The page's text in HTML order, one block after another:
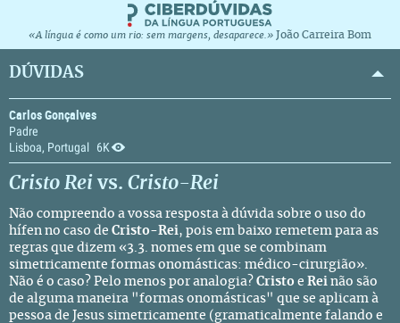
«A língua é como um rio: sem margens, desaparece.» João Carreira Bom
DÚVIDAS
Carlos Gonçalves
Padre
Lisboa, Portugal
6K
Cristo Rei vs. Cristo-Rei
Não compreendo a vossa resposta à dúvida sobre o uso do
hífen no caso de Cristo-Rei, pois em baixo remetem para as
regras que dizem «3.3. nomes em que se combinam
simetricamente formas onomásticas: médico-cirurgião».
Não é o caso? Pelo menos por analogia? Cristo e Rei não são
de alguma maneira "formas onomásticas" que se aplicam à
pessoa de Jesus simetricamente (gramaticalmente falando e